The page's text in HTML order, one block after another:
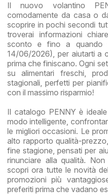
Il nuovo volantino
comodamente da casa o
scoprire in pochi secondi
troverai informazioni
sconto e fino a quando
14/06/2026), per aiutarti a
prima che finiscano. Ogni
su alimentari freschi,
stagionali, perfetti per
con il massimo risparmio!
Il catalogo PENNY è
modo intelligente,
le migliori occasioni. Le
alto rapporto qualità-
fine stagione, pensati per
rinunciare alla qualità. Non
scopri ora tutte le novità
promozioni più
preferiti prima che vadano